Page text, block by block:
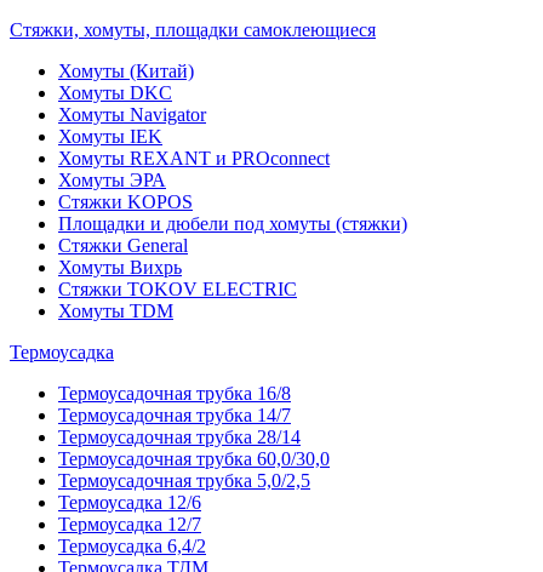
Стяжки, хомуты, площадки самоклеющиеся
Хомуты (Китай)
Хомуты DKC
Хомуты Navigator
Хомуты IEK
Хомуты REXANT и PROconnect
Хомуты ЭРА
Стяжки KOPOS
Площадки и дюбели под хомуты (стяжки)
Стяжки General
Хомуты Вихрь
Стяжки TOKOV ELECTRIC
Хомуты TDM
Термоусадка
Термоусадочная трубка 16/8
Термоусадочная трубка 14/7
Термоусадочная трубка 28/14
Термоусадочная трубка 60,0/30,0
Термоусадочная трубка 5,0/2,5
Термоусадка 12/6
Термоусадка 12/7
Термоусадка 6,4/2
Термоусадка ТДМ